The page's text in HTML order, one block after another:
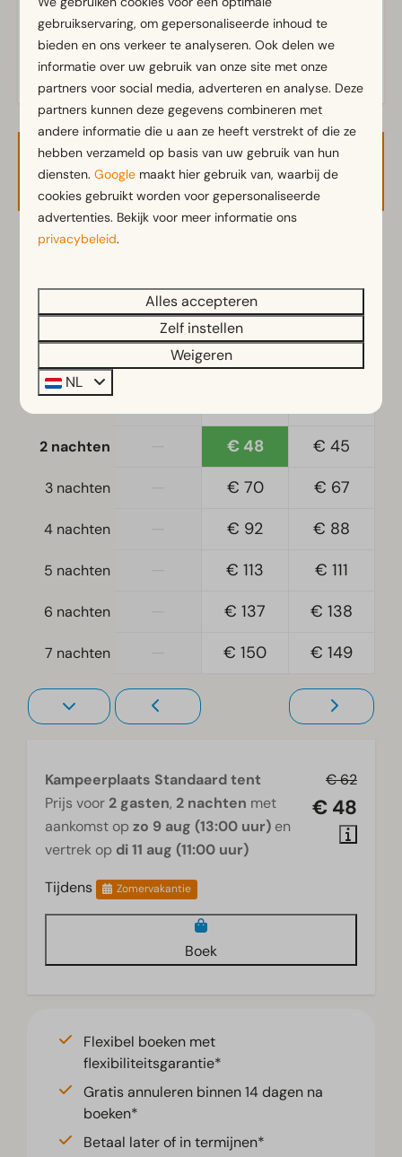
Kampeerplaats
Elektra in ampere: 16
Beschikbaarheid en prijs
2 gasten
zo 09-08-2026 di 11-08-2026
8 aug
9 aug
10 aug
2 nachten € 48 € 45
3 nachten € 70 € 67
4 nachten € 92 € 88
5 nachten € 113 € 111
6 nachten € 137 € 138
7 nachten € 150 € 149
€ 62
€ 48
Kampeerplaats Standaard tent
Prijs voor 2 gasten, 2 nachten met
aankomst op zo 9 aug (13:00 uur) en
vertrek op di 11 aug (11:00 uur)
Tijdens
Zomervakantie
Boek
Flexibel boeken met
flexibiliteitsgarantie*
Gratis annuleren binnen 14 dagen na
boeken*
Betaal later of in termijnen*
gebruikservaring, om gepersonaliseerde inhoud te
bieden en ons verkeer te analyseren. Ook delen we
informatie over uw gebruik van onze site met onze
partners voor social media, adverteren en analyse. Deze
partners kunnen deze gegevens combineren met
andere informatie die u aan ze heeft verstrekt of die ze
hebben verzameld op basis van uw gebruik van hun
diensten.Google maakt hier gebruik van, waarbij de
cookies gebruikt worden voor gepersonaliseerde
advertenties. Bekijk voor meer informatie ons
privacybeleid.
Alles accepteren
Zelf instellen
Weigeren
NL